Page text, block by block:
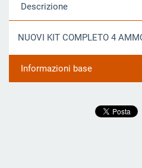
Descrizione
NUOVI KIT COMPLETO 4
Informazioni base